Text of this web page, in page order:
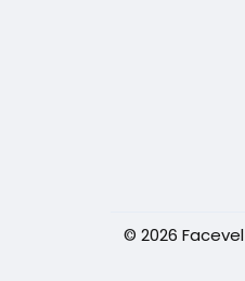
© 2026 Facevel